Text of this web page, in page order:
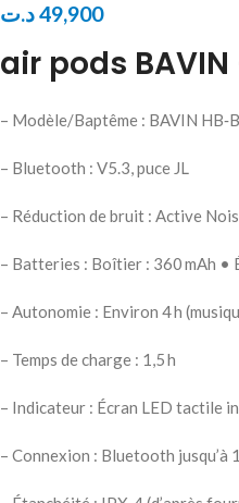
49,900د.ت
air pods BAVIN
– Modèle/Baptême : BAVIN
– Bluetooth : V5.3, puce JL
– Réduction de bruit : Active
– Batteries : Boîtier : 360 mAh •
– Autonomie : Environ 4 h
– Temps de charge : 1,5 h
– Indicateur : Écran LED tactile
– Connexion : Bluetooth jusqu’à